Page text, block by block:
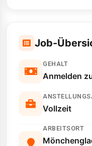
Job-
GEHALT
Anmelden
Vollzeit
ARBEITSORT